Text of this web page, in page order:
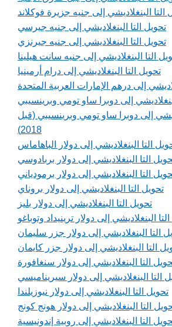
التا البنغلاديشي إلى جنيه جزيرة فوكلاند
تحويل التا البنغلاديشي إلى جنيه جيرسي
تحويل التا البنغلاديشي إلى جنيه جيرنزي
التا البنغلاديشي إلى جنيه سانت هيلينا
تحويل التا البنغلاديشي إلى درام أرمينيا
إلى درهم الإمارات العربية المتحدة
إلى دوبرا ساو تومي وبرينسيبي
إلى دوبرا ساو تومي وبرينسيبي (قبل
2018)
التا البنغلاديشي إلى دولار الباهاماس
التا البنغلاديشي إلى دولار بربادوسي
التا البنغلاديشي إلى دولار برمودياني
تحويل التا البنغلاديشي إلى دولار بروناي
تحويل التا البنغلاديشي إلى دولار بليز
البنغلاديشي إلى دولار ترينيداد وتوباغو
التا البنغلاديشي إلى دولار جزر سليمان
التا البنغلاديشي إلى دولار جزر كايمان
التا البنغلاديشي إلى دولار سنغافورة
التا البنغلاديشي إلى دولار سيريناميسي
تحويل التا البنغلاديشي إلى دولار نيوزيلندا
التا البنغلاديشي إلى دولار هونج كونج
التا البنغلاديشي إلى روبية إندونيسية